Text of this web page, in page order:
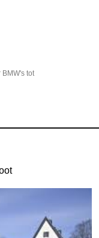
tot